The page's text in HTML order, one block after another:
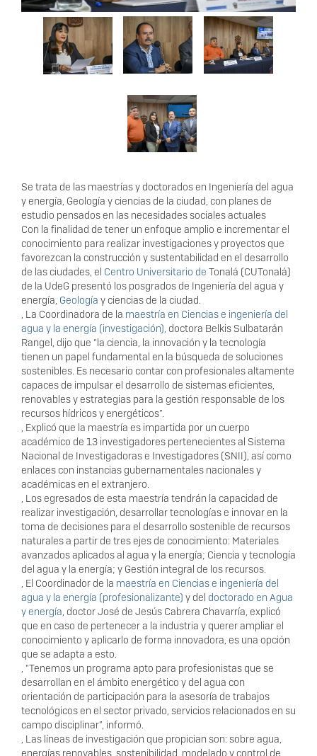
Se trata de las maestrías y doctorados en Ingeniería del agua
y energía, Geología y ciencias de la ciudad, con planes de
estudio pensados en las necesidades sociales actuales
Con la finalidad de tener un enfoque amplio e incrementar el
conocimiento para realizar investigaciones y proyectos que
favorezcan la construcción y sustentabilidad en el desarrollo
de las ciudades, el Centro Universitario de Tonalá (CUTonalá)
de la UdeG presentó los posgrados de Ingeniería del agua y
energía, Geología y ciencias de la ciudad.
, La Coordinadora de la maestría en Ciencias e ingeniería del
agua y la energía (investigación), doctora Belkis Sulbatarán
Rangel, dijo que “la ciencia, la innovación y la tecnología
tienen un papel fundamental en la búsqueda de soluciones
sostenibles. Es necesario contar con profesionales altamente
capaces de impulsar el desarrollo de sistemas eficientes,
renovables y estrategias para la gestión responsable de los
recursos hídricos y energéticos”.
, Explicó que la maestría es impartida por un cuerpo
académico de 13 investigadores pertenecientes al Sistema
Nacional de Investigadoras e Investigadores (SNII), así como
enlaces con instancias gubernamentales nacionales y
académicas en el extranjero.
, Los egresados de esta maestría tendrán la capacidad de
realizar investigación, desarrollar tecnologías e innovar en la
toma de decisiones para el desarrollo sostenible de recursos
naturales a partir de tres ejes de conocimiento: Materiales
avanzados aplicados al agua y la energía; Ciencia y tecnología
del agua y la energía; y Gestión integral de los recursos.
, El Coordinador de la maestría en Ciencias e ingeniería del
agua y la energía (profesionalizante) y del doctorado en Agua
y energía, doctor José de Jesús Cabrera Chavarría, explicó
que en caso de pertenecer a la industria y querer ampliar el
conocimiento y aplicarlo de forma innovadora, es una opción
que se adapta a esto.
, “Tenemos un programa apto para profesionistas que se
desarrollan en el ámbito energético y del agua con
orientación de participación para la asesoría de trabajos
tecnológicos en el sector privado, servicios relacionados en su
campo disciplinar”, informó.
, Las líneas de investigación que propician son: sobre agua,